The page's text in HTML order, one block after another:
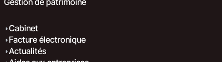
Gestion de patrimoine
Cabinet
Facture électronique
Actualités